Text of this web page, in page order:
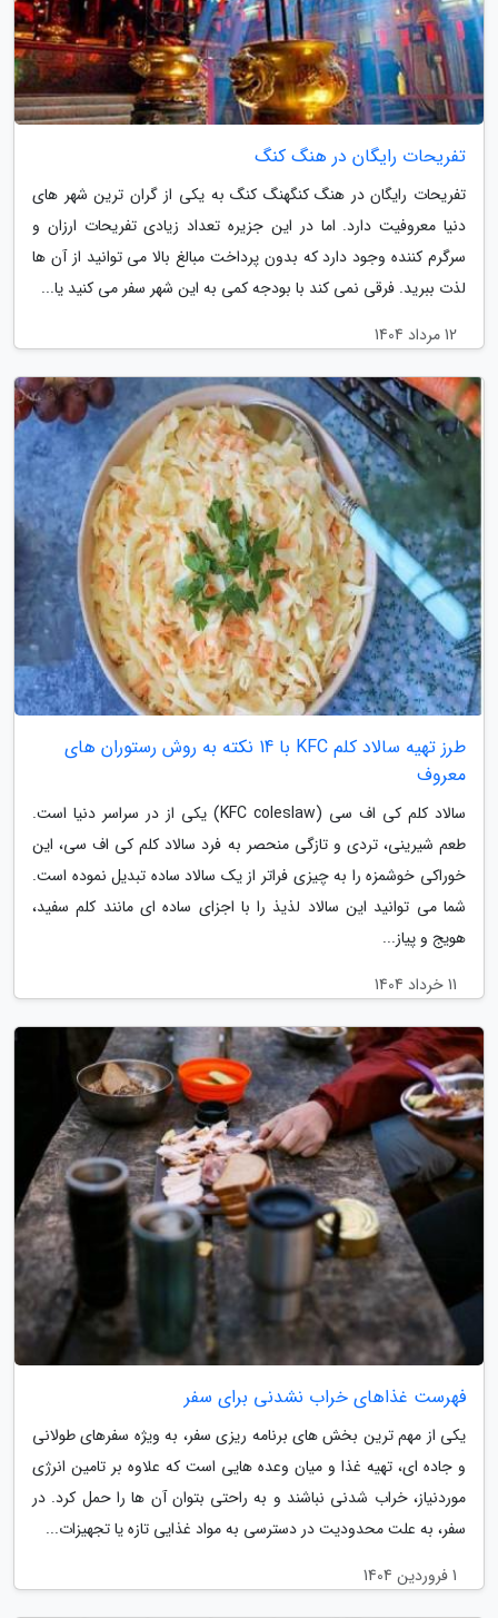
تفریحات رایگان در هنگ کنگ
تفریحات رایگان در هنگ کنگهنگ کنگ به یکی از گران ترین شهر های
دنیا معروفیت دارد. اما در این جزیره تعداد زیادی تفریحات ارزان و
سرگرم کننده وجود دارد که بدون پرداخت مبالغ بالا می توانید از آن ها
لذت ببرید. فرقی نمی کند با بودجه کمی به این شهر سفر می کنید یا...
12 مرداد 1404
طرز تهیه سالاد کلم KFC با 14 نکته به روش رستوران های
معروف
سالاد کلم کی اف سی (KFC coleslaw) یکی از در سراسر دنیا است.
طعم شیرینی، تردی و تازگی منحصر به فرد سالاد کلم کی اف سی، این
خوراکی خوشمزه را به چیزی فراتر از یک سالاد ساده تبدیل نموده است.
شما می توانید این سالاد لذیذ را با اجزای ساده ای مانند کلم سفید،
هویج و پیاز...
11 خرداد 1404
فهرست غذاهای خراب نشدنی برای سفر
یکی از مهم ترین بخش های برنامه ریزی سفر، به ویژه سفرهای طولانی
و جاده ای، تهیه غذا و میان وعده هایی است که علاوه بر تامین انرژی
موردنیاز، خراب شدنی نباشند و به راحتی بتوان آن ها را حمل کرد. در
سفر، به علت محدودیت در دسترسی به مواد غذایی تازه یا تجهیزات...
1 فروردین 1404